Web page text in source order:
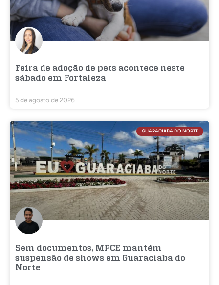
Feira de adoção de pets acontece neste
sábado em Fortaleza
5 de agosto de 2026
GUARACIABA DO NORTE
Sem documentos, MPCE mantém
suspensão de shows em Guaraciaba do
Norte